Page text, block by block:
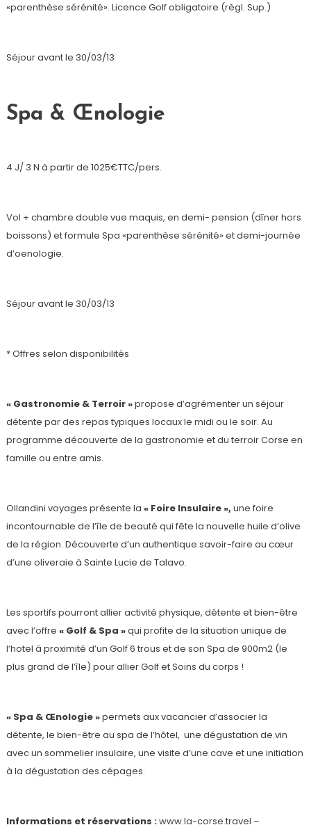
«parenthèse sérénité». Licence Golf obligatoire (règl. Sup.)
Séjour avant le 30/03/13
Spa & Œnologie
4 J/ 3 N à partir de 1025€TTC/pers.
Vol + chambre double vue maquis, en demi- pension (dîner hors
boissons) et formule Spa «parenthèse sérénité» et demi-journée
d’oenologie.
Séjour avant le 30/03/13
* Offres selon disponibilités
« Gastronomie & Terroir »propose d’agrémenter un séjour
détente par des repas typiques locaux le midi ou le soir. Au
programme découverte de la gastronomie et du terroir Corse en
famille ou entre amis.
Ollandini voyages présente la « Foire Insulaire », une foire
incontournable de l’île de beauté qui fête la nouvelle huile d’olive
de la région. Découverte d’un authentique savoir-faire au cœur
d’une oliveraie à Sainte Lucie de Talavo.
Les sportifs pourront allier activité physique, détente et bien-être
avec l’offre « Golf & Spa »qui profite de la situation unique de
l’hotel à proximité d’un Golf 6 trous et de son Spa de 900m2 (le
plus grand de l’île) pour allier Golf et Soins du corps !
« Spa & Œnologie »permets aux vacancier d’associer la
détente, le bien-être au spa de l’hôtel, une dégustation de vin
avec un sommelier insulaire, une visite d’une cave et une initiation
à la dégustation des cépages.
Informations et réservations :www.la-corse.travel –